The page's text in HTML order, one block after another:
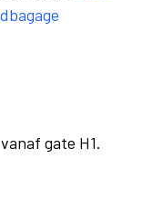
gate H1.